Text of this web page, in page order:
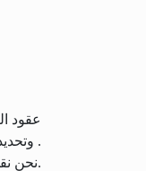
عقود
وتحديد أي مشاكل أو مجال لتحسين وضع السلامة من الحرائق. يمكن للمهندسين مساعدتك في تطوير نظام السلامة .
نحن نقدم خدمة استدعاء انذار الحريق للطوارئ على مدار 24 ساعة في اليوم ، 7 أيام في الأسبوع.